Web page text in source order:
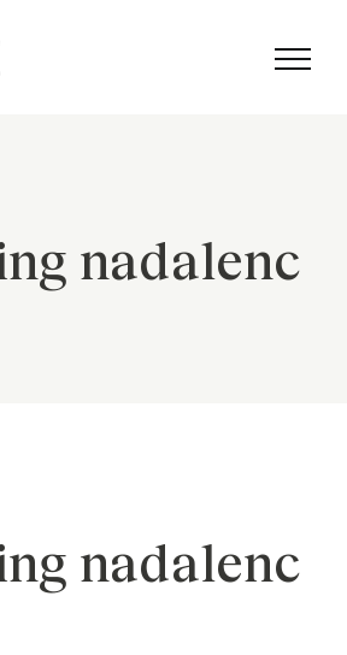
nadalenc
nadalenc